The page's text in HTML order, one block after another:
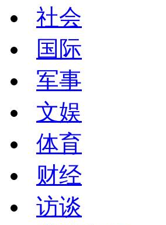
社会
国际
军事
文娱
体育
财经
访谈